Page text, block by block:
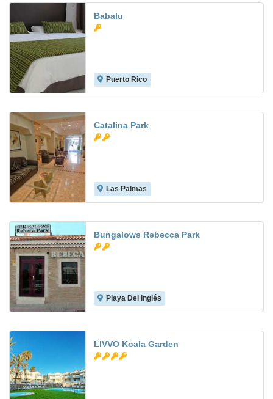
Babalu
Puerto Rico
Catalina Park
Las Palmas
Bungalows Rebecca Park
Playa Del Inglés
LIVVO Koala Garden